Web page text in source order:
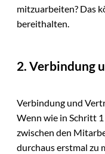
mitzuarbeiten? Das
bereithalten.
2. Verbindung
Verbindung und
Wenn wie in Schritt
zwischen den
durchaus erstmal zu